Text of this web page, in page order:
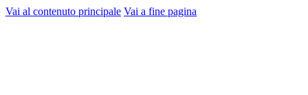
Vai al contenuto principale Vai a fine pagina